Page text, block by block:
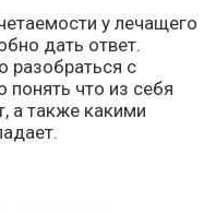
у лечащего
дать ответ.
разобраться с
что из себя
а также какими